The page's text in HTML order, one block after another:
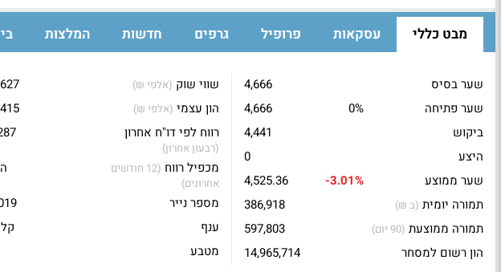
מבט כללי עסקאות פרופיל גרפים חדשות המלצות
שער בסיס
4,666
שער פתיחה
0%
4,666
ביקוש
4,441
היצע
0
שער ממוצע
-3.01%
4,525.36
תמורה יומית (ב ₪)
386,918
תמורה ממוצעת (90 יום)
597,803
הון רשום למסחר
14,965,714
שווי שוק (אלפי ₪)
הון עצמי (אלפי ₪)
רווח לפי דו"ח אחרון
(רבעון אחרון)
מכפיל רווח
(12 חודשים
אחרונים)
מספר נייר
ענף
מטבע